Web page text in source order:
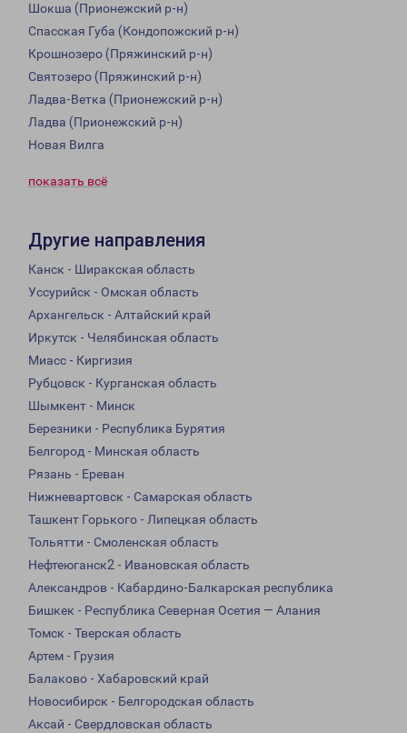
Шокша (Прионежский р-н)
Спасская Губа (Кондопожский р-н)
Крошнозеро (Пряжинский р-н)
Святозеро (Пряжинский р-н)
Ладва-Ветка (Прионежский р-н)
Ладва (Прионежский р-н)
Новая Вилга
показать всё
Другие направления
Канск - Ширакская область
Уссурийск - Омская область
Архангельск - Алтайский край
Иркутск - Челябинская область
Миасс - Киргизия
Рубцовск - Курганская область
Шымкент - Минск
Березники - Республика Бурятия
Белгород - Минская область
Рязань - Ереван
Нижневартовск - Самарская область
Ташкент Горького - Липецкая область
Тольятти - Смоленская область
Нефтеюганск2 - Ивановская область
Александров - Кабардино-Балкарская республика
Бишкек - Республика Северная Осетия — Алания
Томск - Тверская область
Артем - Грузия
Балаково - Хабаровский край
Новосибирск - Белгородская область
Аксай - Свердловская область